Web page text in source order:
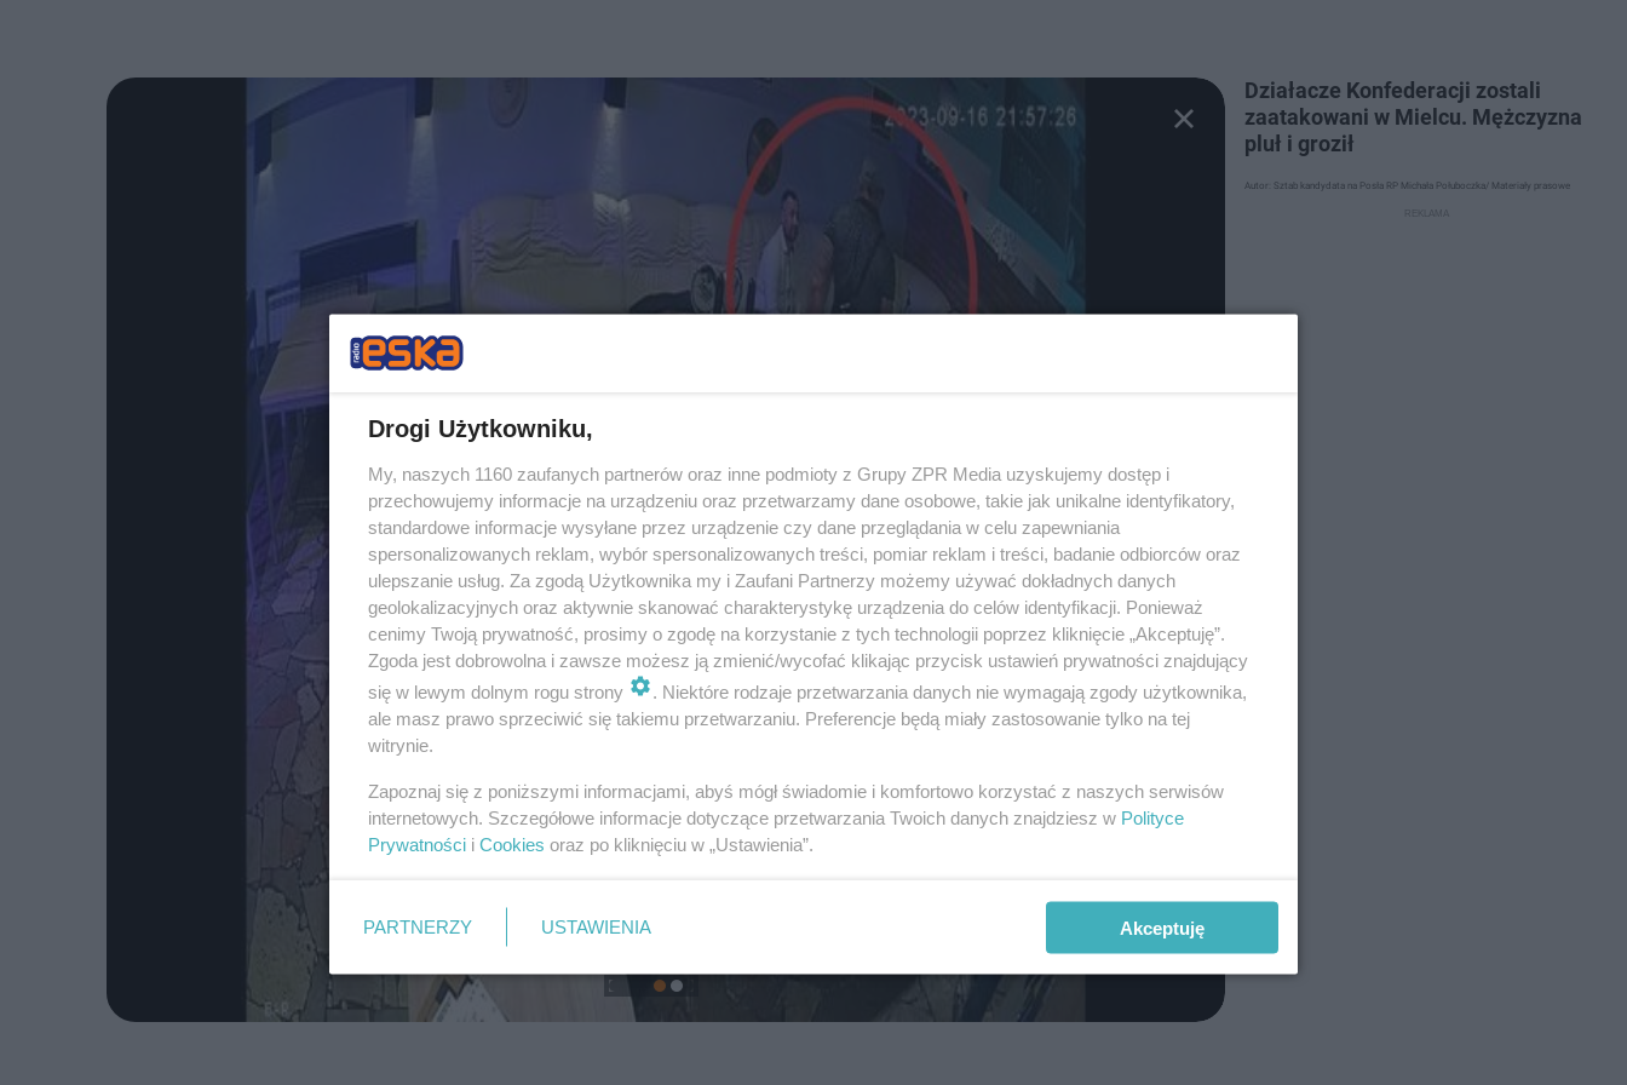
Działacze Konfederacji zostali
zaatakowani w Mielcu. Mężczyzna
pluł i groził
Autor: Sztab kandydata na Posła RP Michała Połuboczka/ Materiały prasowe
Drogi Użytkowniku,
My, naszych 1160 zaufanych partnerów oraz inne podmioty z Grupy ZPR Media uzyskujemy dostęp i
przechowujemy informacje na urządzeniu oraz przetwarzamy dane osobowe, takie jak unikalne identyfikatory,
standardowe informacje wysyłane przez urządzenie czy dane przeglądania w celu zapewniania
spersonalizowanych reklam, wybór spersonalizowanych treści, pomiar reklam i treści, badanie odbiorców oraz
ulepszanie usług. Za zgodą Użytkownika my i Zaufani Partnerzy możemy używać dokładnych danych
geolokalizacyjnych oraz aktywnie skanować charakterystykę urządzenia do celów identyfikacji. Ponieważ
cenimy Twoją prywatność, prosimy o zgodę na korzystanie z tych technologii poprzez kliknięcie „Akceptuję”.
Zgoda jest dobrowolna i zawsze możesz ją zmienić/wycofać klikając przycisk ustawień prywatności znajdujący
się w lewym dolnym rogu strony
. Niektóre rodzaje przetwarzania danych nie wymagają zgody użytkownika,
ale masz prawo sprzeciwić się takiemu przetwarzaniu. Preferencje będą miały zastosowanie tylko na tej
witrynie.
Zapoznaj się z poniższymi informacjami, abyś mógł świadomie i komfortowo korzystać z naszych serwisów
internetowych. Szczegółowe informacje dotyczące przetwarzania Twoich danych znajdziesz w Polityce
Prywatności i Cookies oraz po kliknięciu w „Ustawienia”.
PARTNERZY USTAWIENIA Akceptuję